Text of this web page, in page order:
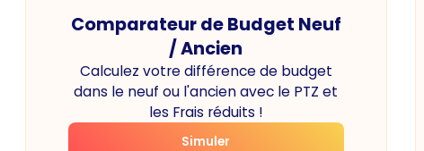
Comparateur de Budget Neuf
/ Ancien
Calculez votre différence de budget
dans le neuf ou l'ancien avec le PTZ et
les Frais réduits !
Simuler